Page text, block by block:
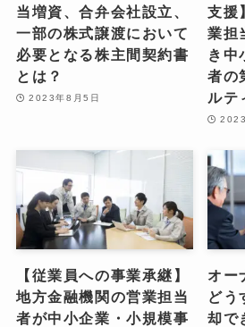
当増資、合弁会社設立、
一部の株式譲渡において
必要となる株主間契約書
とは？
2023年8月5日
支援
業担
き中
者の
ルテ
【従業員への事業承継】
地方金融機関の営業担当
者が中小企業・小規模事
オー
どう
却で